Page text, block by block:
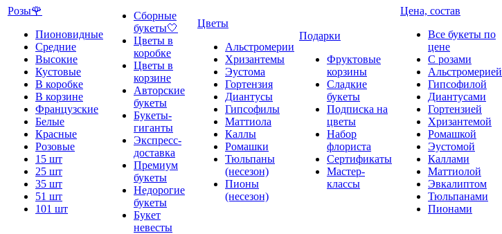
Розы🌹
Пионовидные
Средние
Высокие
Кустовые
В коробке
В корзине
Французские
Белые
Красные
Розовые
15 шт
25 шт
35 шт
51 шт
101 шт
Сборные
букеты🤍
Цветы в
коробке
Цветы в
корзине
Авторские
букеты
Букеты-
гиганты
Экспресс-
доставка
Премиум
букеты
Недорогие
букеты
Букет
невесты
Цветы
Альстромерии
Хризантемы
Эустома
Гортензия
Диантусы
Гипсофилы
Маттиола
Каллы
Ромашки
Тюльпаны
(несезон)
Пионы
(несезон)
Подарки
Фруктовые
корзины
Сладкие
букеты
Подписка на
цветы
Набор
флориста
Сертификаты
Мастер-
классы
Цена, состав
Все букеты по
цене
С розами
Альстромерией
Гипсофилой
Диантусами
Гортензией
Хризантемой
Ромашкой
Эустомой
Каллами
Маттиолой
Эвкалиптом
Тюльпанами
Пионами